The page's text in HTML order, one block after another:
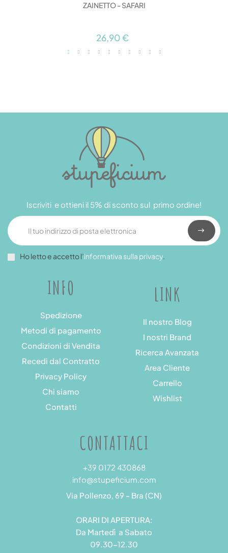
ZAINETTO - SAFARI
26,90 €
INFO
Spedizione
Metodi di pagamento
Condizioni di Vendita
Recedi dal Contratto
Privacy Policy
Chi siamo
Contatti
LINK
Il nostro Blog
I nostri Brand
Ricerca Avanzata
Area Cliente
Carrello
Wishlist
Iscriviti e ottieni il 5% di sconto sul primo ordine!
Ho letto e accetto l’informativa sulla privacy.
CONTATTACI
+39 0172 430868
info@stupeficium.com
Via Pollenzo, 69 - Bra (CN)
ORARI DI APERTURA:
Da Martedì a Sabato
09.30-12.30